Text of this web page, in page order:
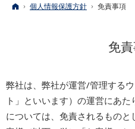
ホーム
個人情報保護方針 免責事項
免
弊社は、弊社が運営/管理する
ト」といいます）の運営にあ
については、免責されるもの